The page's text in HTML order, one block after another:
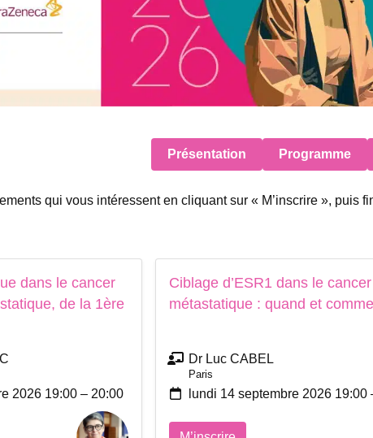
Présentation Programme
qui vous intéressent en cliquant sur « M’inscrire », puis
dans le cancer
de la 1ère
2026 19:00 – 20:00
Ciblage d’ESR1 dans le
métastatique : quand et
Dr Luc CABEL
Paris
lundi 14 septembre 2026 19:00